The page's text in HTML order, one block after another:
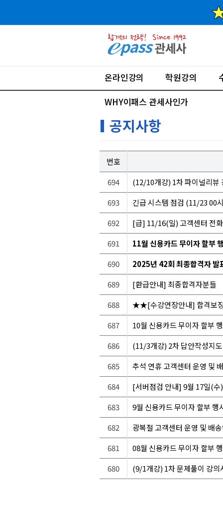
온라인강의 학원강의
WHY이패스 관세사인가
공지사항
번호
694
(12/10개강) 1차 파이널리뷰
693
긴급 시스템 점검 (11/23 00
692
[급] 11/16(일) 고객센터 전
691
11월 신용카드 무이자 할부
690
2025년 42회 최종합격자 발
689
[환급안내] 최종합격자분들
688
★★[수강연장안내] 합격보
687
10월 신용카드 무이자 할부
686
(11/3개강) 2차 답안작성지
685
추석 연휴 고객센터 운영 및
684
[서버점검 안내] 9월 17일(수
683
9월 신용카드 무이자 할부 행
682
광복절 고객센터 운영 및 배
681
08월 신용카드 무이자 할부
680
(9/1개강) 1차 문제풀이 강의